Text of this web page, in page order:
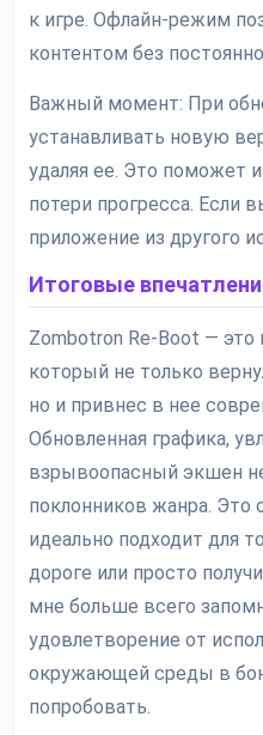
к игре. Офлайн-режим
контентом без
Важный момент: При
устанавливать новую
удаляя ее. Это поможет
потери прогресса. Если
приложение из другого
Итоговые
Zombotron Re-Boot —
который не только
но и привнес в нее
Обновленная графика,
взрывоопасный экшен
поклонников жанра. Это
идеально подходит для
дороге или просто
мне больше всего
удовлетворение от
окружающей среды в
попробовать.